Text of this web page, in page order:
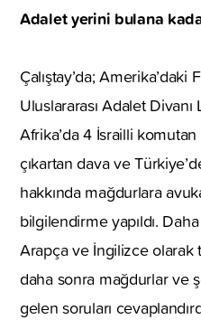
Adalet yerini bulana
Çalıştay’da;
Uluslararası Adalet
Afrika’da 4 İsrailli
çıkartan dava ve
hakkında mağdurlara
bilgilendirme yapıldı.
Arapça ve İngilizce olarak
daha sonra mağdurlar ve
gelen soruları